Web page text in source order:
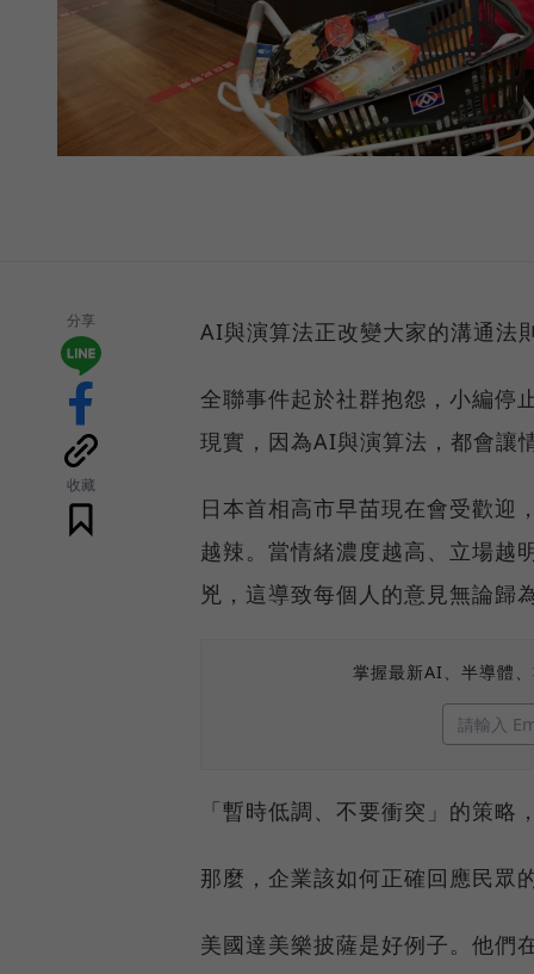
分享
收藏
AI與演算法正改變大家的溝通法
全聯事件起於社群抱怨，小編停
現實，因為AI與演算法，都會讓
日本首相高市早苗現在會受歡迎
越辣。當情緒濃度越高、立場越
兇，這導致每個人的意見無論歸
掌握最新AI、半導體
「暫時低調、不要衝突」的策略
那麼，企業該如何正確回應民眾
美國達美樂披薩是好例子。他們